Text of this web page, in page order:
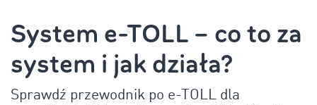
System e-TOLL – co to za
system i jak działa?
Sprawdź przewodnik po e-TOLL dla